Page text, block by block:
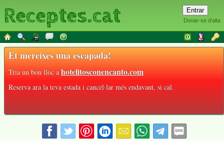
Donar-se d'alta
Receptes.cat
Et mereixes una escapada!
Tria un bon lloc ahotelitosconencanto.com
Reserva ara la teva estada i cancel·lar més endavant, si cal.